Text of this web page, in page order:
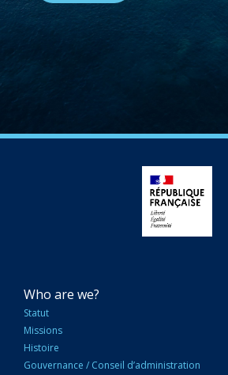
NAVIGATION
PRINCIPALE
Who are we?
Statut
Missions
Histoire
Gouvernance / Conseil d’administration